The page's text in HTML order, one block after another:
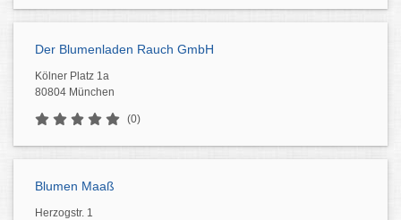
Der Blumenladen Rauch GmbH
Kölner Platz 1a
80804 München
(0)
Blumen Maaß
Herzogstr. 1